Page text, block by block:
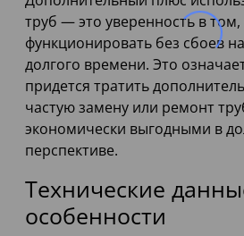
труб — это уверенность в
функционировать без сбоев
долгого времени. Это
придется тратить
частую замену или ремонт
экономически выгодными в
перспективе.
Технические
особенности